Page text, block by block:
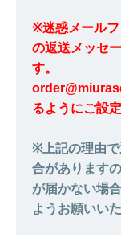
※迷惑メール
の返送メッセ
す。
るようにご設
※上記の理由
合があります
が届かない場
ようお願いい